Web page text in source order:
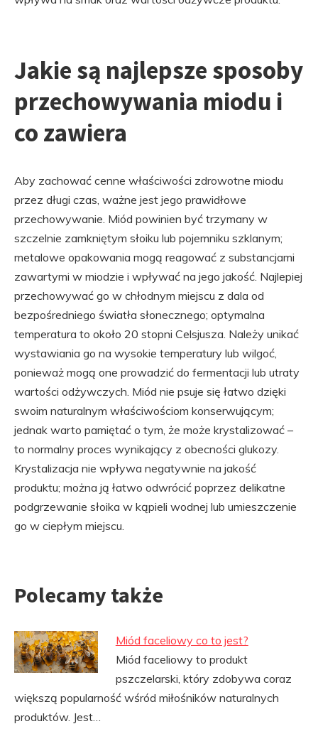
Jakie są najlepsze sposoby
przechowywania miodu i
co zawiera
Aby zachować cenne właściwości zdrowotne miodu
przez długi czas, ważne jest jego prawidłowe
przechowywanie. Miód powinien być trzymany w
szczelnie zamkniętym słoiku lub pojemniku szklanym;
metalowe opakowania mogą reagować z substancjami
zawartymi w miodzie i wpływać na jego jakość. Najlepiej
przechowywać go w chłodnym miejscu z dala od
bezpośredniego światła słonecznego; optymalna
temperatura to około 20 stopni Celsjusza. Należy unikać
wystawiania go na wysokie temperatury lub wilgoć,
ponieważ mogą one prowadzić do fermentacji lub utraty
wartości odżywczych. Miód nie psuje się łatwo dzięki
swoim naturalnym właściwościom konserwującym;
jednak warto pamiętać o tym, że może krystalizować –
to normalny proces wynikający z obecności glukozy.
Krystalizacja nie wpływa negatywnie na jakość
produktu; można ją łatwo odwrócić poprzez delikatne
podgrzewanie słoika w kąpieli wodnej lub umieszczenie
go w ciepłym miejscu.
Polecamy także
Miód faceliowy co to jest?
Miód faceliowy to produkt
pszczelarski, który zdobywa coraz
większą popularność wśród miłośników naturalnych
produktów. Jest…